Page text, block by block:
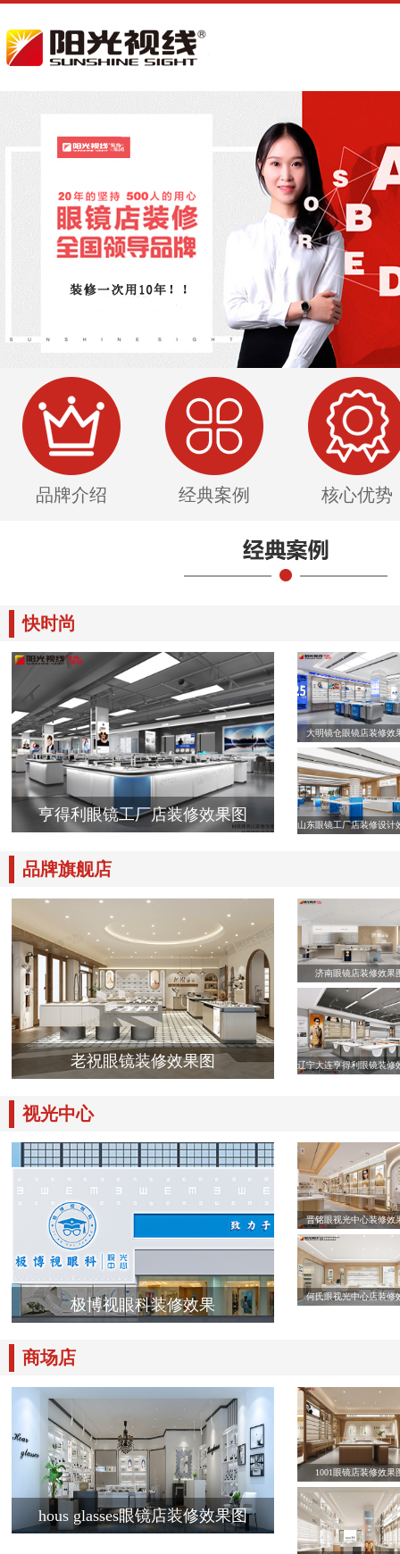
品牌介绍 经典案例 核心优势
快时尚
亨得利眼镜工厂店装修效果图
大明镜仓眼镜店装修效
山东眼镜工厂店装修设计
品牌旗舰店
老祝眼镜装修效果图
济南眼镜店装修效果
辽宁大连亨得利眼镜装修
视光中心
极博视眼科装修效果
晋铭眼视光中心装修效
何氏眼视光中心店装修
商场店
hous glasses眼镜店装修效果图
1001眼镜店装修效果